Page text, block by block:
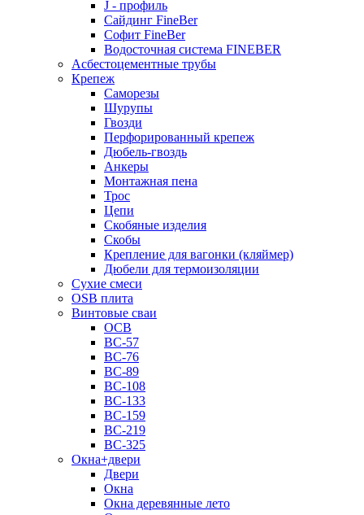
J - профиль
Сайдинг FineBer
Софит FineBer
Водосточная система FINEBER
Асбестоцементные трубы
Крепеж
Саморезы
Шурупы
Гвозди
Перфорированный крепеж
Дюбель-гвоздь
Анкеры
Монтажная пена
Трос
Цепи
Скобяные изделия
Скобы
Крепление для вагонки (кляймер)
Дюбели для термоизоляции
Сухие смеси
OSB плита
Винтовые сваи
ОСВ
ВС-57
ВС-76
ВС-89
ВС-108
ВС-133
ВС-159
ВС-219
ВС-325
Окна+двери
Двери
Окна
Окна деревянные лето